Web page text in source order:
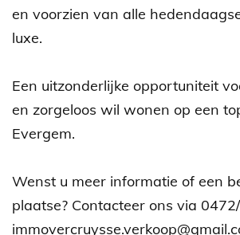
en voorzien van alle
luxe.
Een uitzonderlijke opportuniteit
en zorgeloos wil wonen op een
Evergem.
Wenst u meer informatie of een
plaatse? Contacteer ons via